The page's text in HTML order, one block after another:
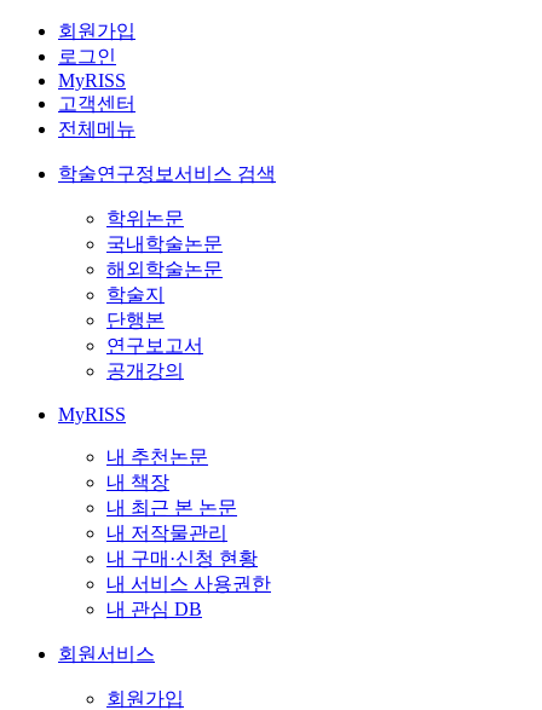
회원가입
로그인
MyRISS
고객센터
전체메뉴
학술연구정보서비스 검색
학위논문
국내학술논문
해외학술논문
학술지
단행본
연구보고서
공개강의
MyRISS
내 추천논문
내 책장
내 최근 본 논문
내 저작물관리
내 구매·신청 현황
내 서비스 사용권한
내 관심 DB
회원서비스
회원가입